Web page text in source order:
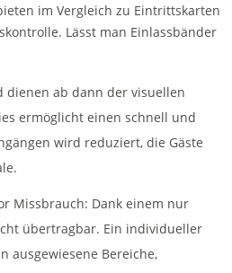
im Vergleich zu Eintrittskarten
Lässt man Einlassbänder
dienen ab dann der visuellen
ermöglicht einen schnell und
wird reduziert, die Gäste
Missbrauch: Dank einem nur
übertragbar. Ein individueller
ausgewiesene Bereiche,